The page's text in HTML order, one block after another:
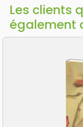
Les clients
également